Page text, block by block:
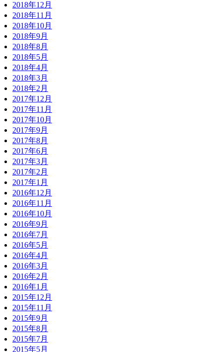
2018年12月
2018年11月
2018年10月
2018年9月
2018年8月
2018年5月
2018年4月
2018年3月
2018年2月
2017年12月
2017年11月
2017年10月
2017年9月
2017年8月
2017年6月
2017年3月
2017年2月
2017年1月
2016年12月
2016年11月
2016年10月
2016年9月
2016年7月
2016年5月
2016年4月
2016年3月
2016年2月
2016年1月
2015年12月
2015年11月
2015年9月
2015年8月
2015年7月
2015年5月